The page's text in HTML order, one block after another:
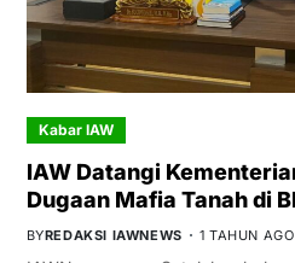
Kabar IAW
IAW Datangi
Dugaan Mafia Tanah di
BYREDAKSI IAWNEWS 1 TAHUN AGO